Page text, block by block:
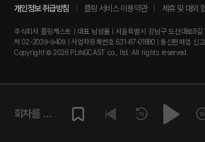
개인정보 취급방침 플링 서비스 이용약관 제휴 및 대외
주식회사 플링캐스트 | 대표 남성률 | 서울특별시 강남구 도산대로8
처 02-2039-9409 | 사업자등록번호 631-87-01880 | 통신판매업 신
Copyright © 2026 PLINGCAST co., ltd. All rights reserved.
회차를 재